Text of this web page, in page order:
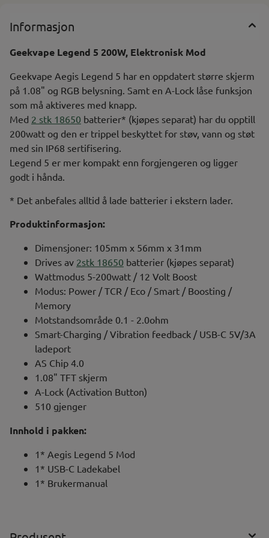
Informasjon
Geekvape Legend 5 200W, Elektronisk Mod
Geekvape Aegis Legend 5 har en oppdatert større skjerm
på 1.08" og RGB belysning. Samt en A-Lock låse funksjon
som må aktiveres med knapp.
Med 2 stk 18650 batterier* (kjøpes separat) har du opptill
200watt og den er trippel beskyttet for støv, vann og støt
med sin IP68 sertifisering.
Legend 5 er mer kompakt enn forgjengeren og ligger
godt i hånda.
* Det anbefales alltid å lade batterier i ekstern lader.
Produktinformasjon:
Dimensjoner: 105mm x 56mm x 31mm
Drives av 2stk 18650 batterier (kjøpes separat)
Wattmodus 5-200watt / 12 Volt Boost
Modus: Power / TCR / Eco / Smart / Boosting /
Memory
Motstandsområde 0.1 - 2.0ohm
Smart-Charging / Vibration feedback / USB-C 5V/3A
ladeport
AS Chip 4.0
1.08" TFT skjerm
A-Lock (Activation Button)
510 gjenger
Innhold i pakken:
1* Aegis Legend 5 Mod
1* USB-C Ladekabel
1* Brukermanual